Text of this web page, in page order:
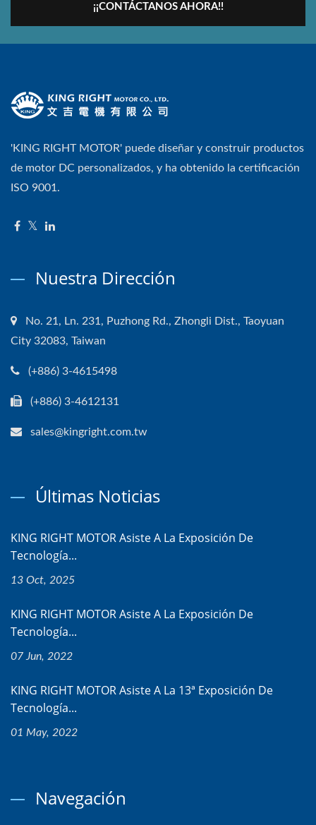
¡¡CONTÁCTANOS AHORA!!
'KING RIGHT MOTOR' puede diseñar y construir productos
de motor DC personalizados, y ha obtenido la certificación
ISO 9001.
Nuestra Dirección
No. 21, Ln. 231, Puzhong Rd., Zhongli Dist., Taoyuan
City 32083, Taiwan
(+886) 3-4615498
(+886) 3-4612131
sales@kingright.com.tw
Últimas Noticias
KING RIGHT MOTOR Asiste A La Exposición De
Tecnología...
13 Oct, 2025
KING RIGHT MOTOR Asiste A La Exposición De
Tecnología...
07 Jun, 2022
KING RIGHT MOTOR Asiste A La 13ª Exposición De
Tecnología...
01 May, 2022
Navegación